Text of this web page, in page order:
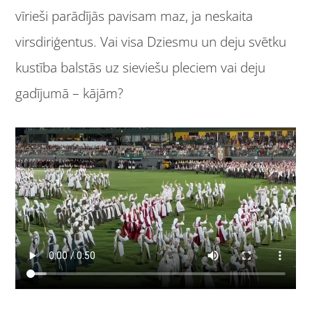
vīrieši parādījās pavisam maz, ja neskaita
virsdiriģentus. Vai visa Dziesmu un deju svētku
kustība balstās uz sieviešu pleciem vai deju
gadījumā – kājām?